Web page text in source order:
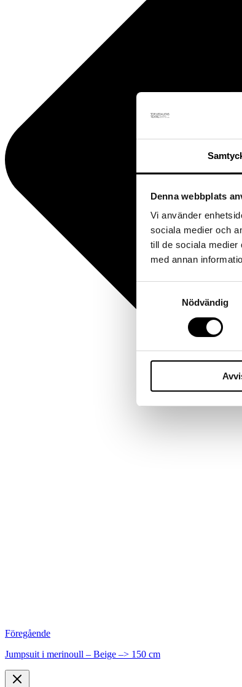
Denna webbplats
Vi använder
sociala medier och
till de sociala
med annan
Nödvändig
Föregående
Jumpsuit i merinoull – Beige –> 150 cm